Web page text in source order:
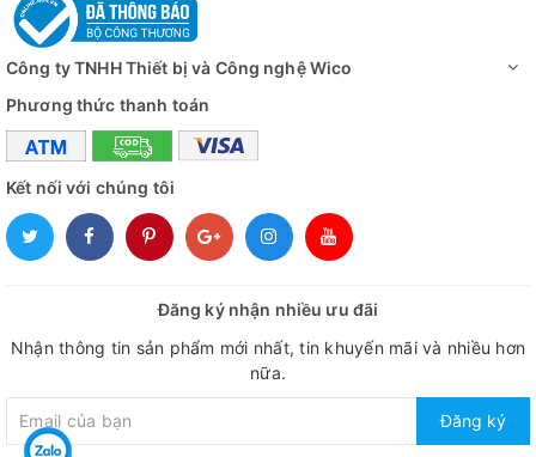
Công ty TNHH Thiết bị và Công nghệ Wico
Phương thức thanh toán
Kết nối với chúng tôi
Đăng ký nhận nhiều ưu đãi
Nhận thông tin sản phẩm mới nhất, tin khuyến mãi và nhiều hơn
nữa.
Đăng ký